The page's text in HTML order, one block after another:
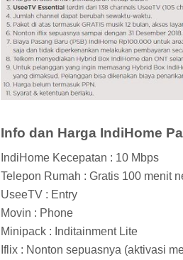
Info dan Harga IndiHome
IndiHome Kecepatan : 10 Mbps
Telepon Rumah : Gratis 100 menit
UseeTV : Entry
Movin : Phone
Minipack : Inditainment Lite
Iflix : Nonton sepuasnya (aktivasi